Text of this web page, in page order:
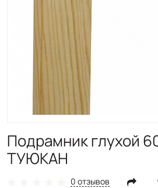
Подрамник глухой
ТУЮКАН
0 отзывов